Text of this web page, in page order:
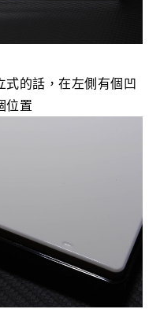
式的話，在左側有個凹
位置